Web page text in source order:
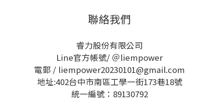
聯絡我們
睿力股份有限公司
Line官方帳號/ ＠liempower
電郵 / liempower20230101@gmail.com
地址:402台中市南區工學一街173巷18號
統一編號：89130792